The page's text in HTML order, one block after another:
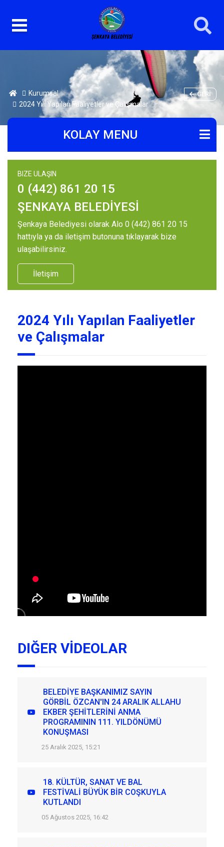
Kurumsal
2024 Yılı Yapılan Faaliyetler ve Çalışmalar
GERI
KOLAY MENU
BIZE ULAŞIN
0 (442) 861 20 15
ŞENKAYA BELEDİYESİ
Şenkaya Belediyesi olarak Alo 0 (442) 861 20 15
hattıyla ya da iletişim butonuna tıklayarak bize
ulaşabilirsiniz.
İletişim
2024 Yılı Yapılan Faaliyetler
ve Çalışmalar
DIĞER VİDEOLAR
BELEDİYE BAŞKANIMIZ SAYIN
GÖRBİL ÖZCAN'IN 24 ARALIK ALLAHU
EKBER ŞEHİTLERİNİ ANMA
PROGRAMININ 111. YILDÖNÜMÜ
KONUŞMASI
25 Aralık 2025, 15:21
18. KÜLTÜR, SANAT VE BAL
FESTİVALİ BÜYÜK BİR COŞKUYLA
KUTLANDI
05 Ağustos 2025, 16:42